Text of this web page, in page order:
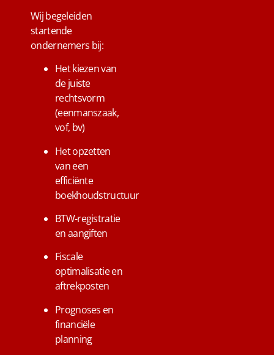
Wij begeleiden
startende
ondernemers bij:
Het kiezen van
de juiste
rechtsvorm
(eenmanszaak,
vof, bv)
Het opzetten
van een
efficiënte
boekhoudstructuur
BTW-registratie
en aangiften
Fiscale
optimalisatie en
aftrekposten
Prognoses en
financiële
planning